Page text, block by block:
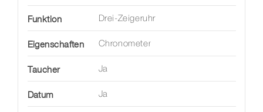
Funktion Drei-Zeigeruhr
Eigenschaften Chronometer
Taucher Ja
Datum Ja